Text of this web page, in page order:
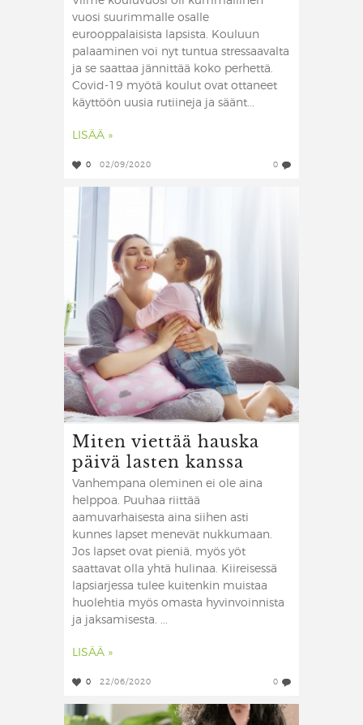
vuosi suurimmalle osalle
eurooppalaisista lapsista. Kouluun
palaaminen voi nyt tuntua stressaavalta
ja se saattaa jännittää koko perhettä.
Covid-19 myötä koulut ovat ottaneet
käyttöön uusia rutiineja ja säänt...
LISÄÄ »
0 02/09/2020 0
Miten viettää hauska
päivä lasten kanssa
Vanhempana oleminen ei ole aina
helppoa. Puuhaa riittää
aamuvarhaisesta aina siihen asti
kunnes lapset menevät nukkumaan.
Jos lapset ovat pieniä, myös yöt
saattavat olla yhtä hulinaa. Kiireisessä
lapsiarjessa tulee kuitenkin muistaa
huolehtia myös omasta hyvinvoinnista
ja jaksamisesta. ...
LISÄÄ »
0 22/06/2020 0